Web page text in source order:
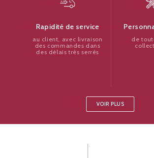
Rapidité de service
au client, avec livraison
des commandes dans
des délais très serrés
de
VOIR PLUS